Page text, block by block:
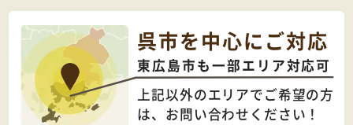
呉市を中心にご対応
東広島市も一部エリア対応可
上記以外のエリアでご希望の方
は、 お問い合わせください！